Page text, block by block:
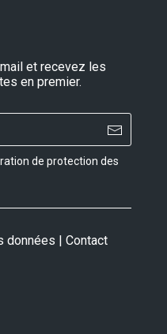
et recevez les
en premier.
de protection des
données | Contact